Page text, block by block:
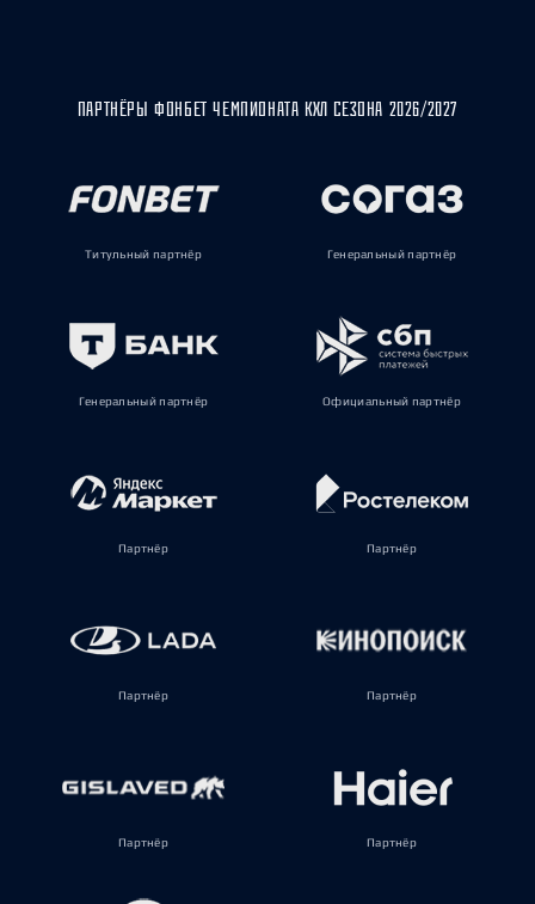
ПАРТНЁРЫ ФОНБЕТ ЧЕМПИОНАТА КХЛ СЕЗОНА 2026/2027
Титульный партнёр Генеральный партнёр
Генеральный партнёр Официальный партнёр
Партнёр Партнёр
Партнёр Партнёр
Партнёр Партнёр